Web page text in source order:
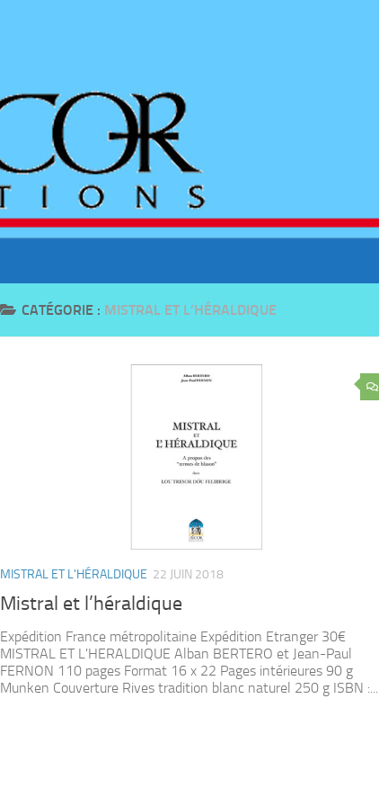
CATÉGORIE : MISTRAL ET L’HÉRALDIQUE
MISTRAL ET L'HÉRALDIQUE 22 JUIN 2018
Mistral et l’héraldique
Expédition France métropolitaine Expédition Etranger 30€
MISTRAL ET L'HERALDIQUE Alban BERTERO et Jean-Paul
FERNON 110 pages Format 16 x 22 Pages intérieures 90 g
Munken Couverture Rives tradition blanc naturel 250 g ISBN :...